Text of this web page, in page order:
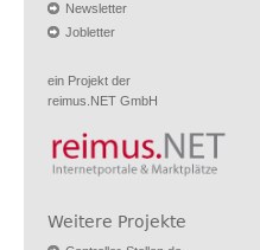
Newsletter
Jobletter
ein Projekt der
reimus.NET GmbH
Weitere Projekte